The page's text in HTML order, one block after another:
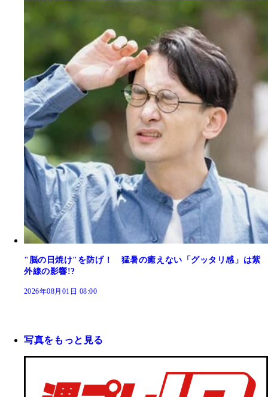
"脳の日焼け"を防げ！ 猛暑の癒えない「グッタリ感」は紫
外線の影響!?
2026年08月01日 08:00
写真をもっと見る